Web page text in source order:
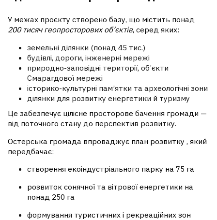
У межах проєкту створено базу, що містить понад
200 тисяч геопросторових об’єктів, серед яких:
земельні ділянки (понад 45 тис.)
будівлі, дороги, інженерні мережі
природно-заповідні території, об’єкти
Смарагдової мережі
історико-культурні пам’ятки та археологічні зони
ділянки для розвитку енергетики й туризму
Це забезпечує цілісне просторове бачення громади —
від поточного стану до перспектив розвитку.
Остерська громада впроваджує план розвитку , який
передбачає:
створення екоіндустріального парку на 75 га
розвиток сонячної та вітрової енергетики на
понад 250 га
формування туристичних і рекреаційних зон